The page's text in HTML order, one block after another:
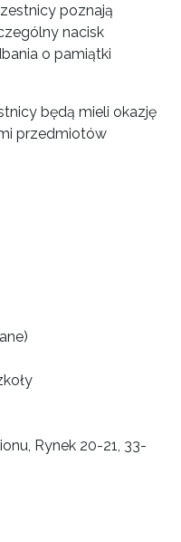
poznają
nacisk
o pamiątki
będą mieli okazję
przedmiotów
Rynek 20-21, 33-